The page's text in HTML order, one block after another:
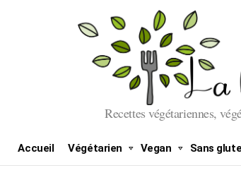
Recettes végétariennes,
Accueil Végétarien Vegan Sans